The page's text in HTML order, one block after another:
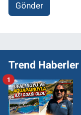
Gönder
Trend Haberler
1